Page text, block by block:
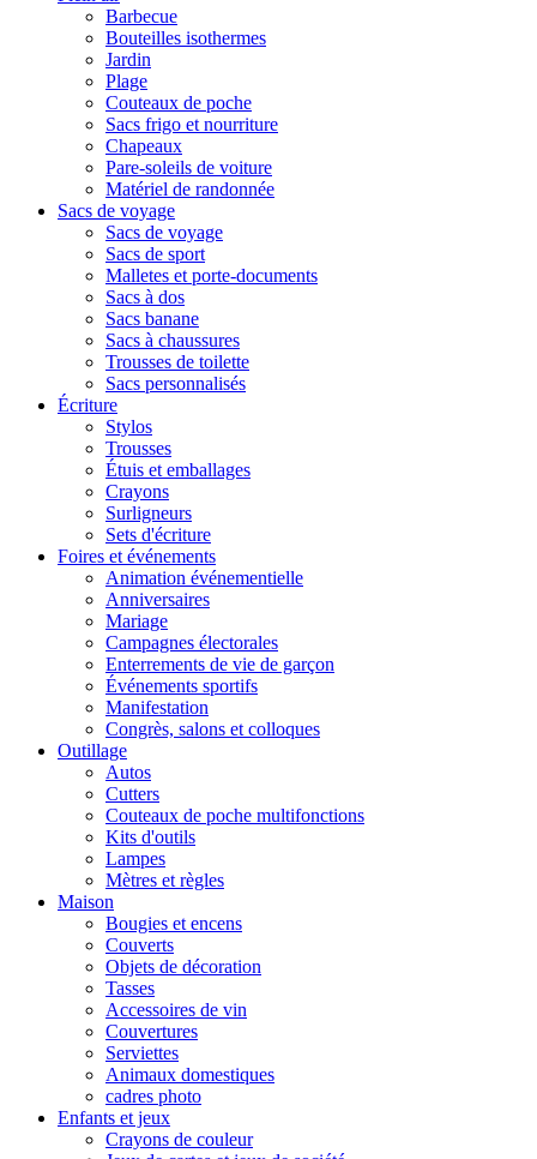
Barbecue
Bouteilles isothermes
Jardin
Plage
Couteaux de poche
Sacs frigo et nourriture
Chapeaux
Pare-soleils de voiture
Matériel de randonnée
Sacs de voyage
Sacs de voyage
Sacs de sport
Malletes et porte-documents
Sacs à dos
Sacs banane
Sacs à chaussures
Trousses de toilette
Sacs personnalisés
Écriture
Stylos
Trousses
Étuis et emballages
Crayons
Surligneurs
Sets d'écriture
Foires et événements
Animation événementielle
Anniversaires
Mariage
Campagnes électorales
Enterrements de vie de garçon
Événements sportifs
Manifestation
Congrès, salons et colloques
Outillage
Autos
Cutters
Couteaux de poche multifonctions
Kits d'outils
Lampes
Mètres et règles
Maison
Bougies et encens
Couverts
Objets de décoration
Tasses
Accessoires de vin
Couvertures
Serviettes
Animaux domestiques
cadres photo
Enfants et jeux
Crayons de couleur